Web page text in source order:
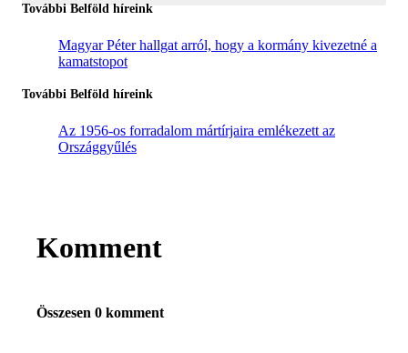
További Belföld híreink
Magyar Péter hallgat arról, hogy a kormány kivezetné a
kamatstopot
További Belföld híreink
Az 1956-os forradalom mártírjaira emlékezett az
Országgyűlés
Komment
Összesen 0 komment